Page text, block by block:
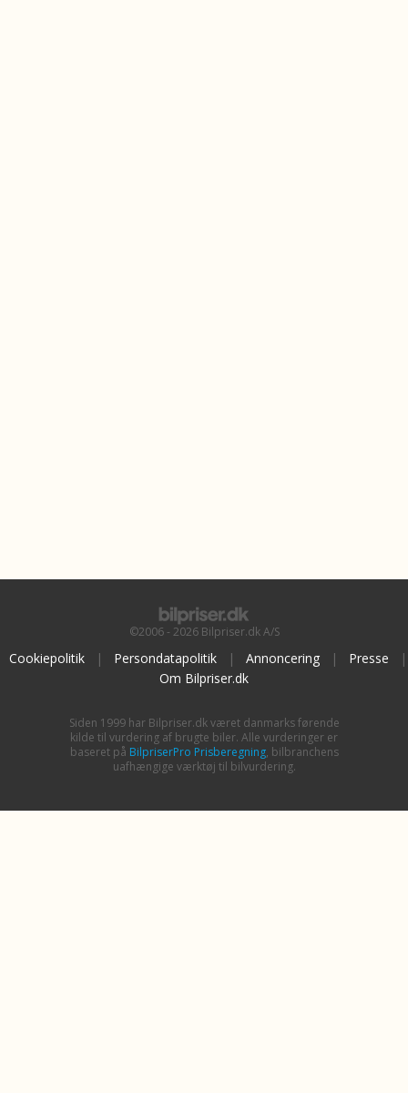
©2006 - 2026 Bilpriser.dk A/S
Cookiepolitik | Persondatapolitik | Annoncering | Presse
|
Om Bilpriser.dk
Siden 1999 har Bilpriser.dk været danmarks førende
kilde til vurdering af brugte biler. Alle vurderinger er
baseret på BilpriserPro Prisberegning, bilbranchens
uafhængige værktøj til bilvurdering.